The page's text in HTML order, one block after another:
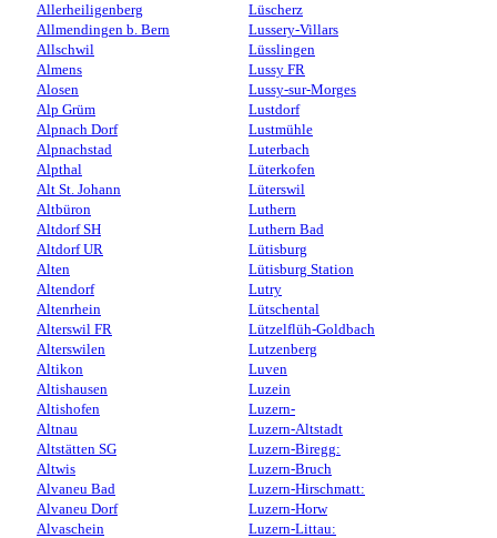
Allerheiligenberg
Allmendingen b. Bern
Allschwil
Almens
Alosen
Alp Grüm
Alpnach Dorf
Alpnachstad
Alpthal
Alt St. Johann
Altbüron
Altdorf SH
Altdorf UR
Alten
Altendorf
Altenrhein
Alterswil FR
Alterswilen
Altikon
Altishausen
Altishofen
Altnau
Altstätten SG
Altwis
Alvaneu Bad
Alvaneu Dorf
Alvaschein
Lüscherz
Lussery-Villars
Lüsslingen
Lussy FR
Lussy-sur-Morges
Lustdorf
Lustmühle
Luterbach
Lüterkofen
Lüterswil
Luthern
Luthern Bad
Lütisburg
Lütisburg Station
Lutry
Lütschental
Lützelflüh-Goldbach
Lutzenberg
Luven
Luzein
Luzern-
Luzern-Altstadt
Luzern-Biregg:
Luzern-Bruch
Luzern-Hirschmatt:
Luzern-Horw
Luzern-Littau: